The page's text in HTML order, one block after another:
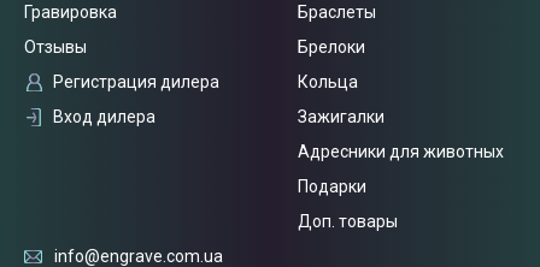
Гравировка
Отзывы
Регистрация дилера
Вход дилера
Браслеты
Брелоки
Кольца
Зажигалки
Адресники для животных
Подарки
Доп. товары
info@engrave.com.ua